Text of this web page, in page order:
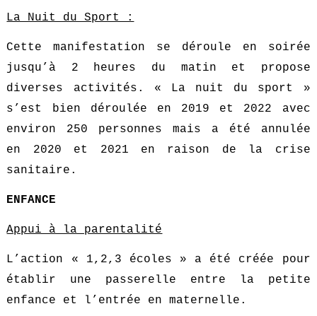
La Nuit du Sport :
Cette manifestation se déroule en soirée
jusqu’à 2 heures du matin et propose
diverses activités. « La nuit du sport »
s’est bien déroulée en 2019 et 2022 avec
environ 250 personnes mais a été annulée
en 2020 et 2021 en raison de la crise
sanitaire.
ENFANCE
Appui à la parentalité
L’action « 1,2,3 écoles » a été créée pour
établir une passerelle entre la petite
enfance et l’entrée en maternelle.